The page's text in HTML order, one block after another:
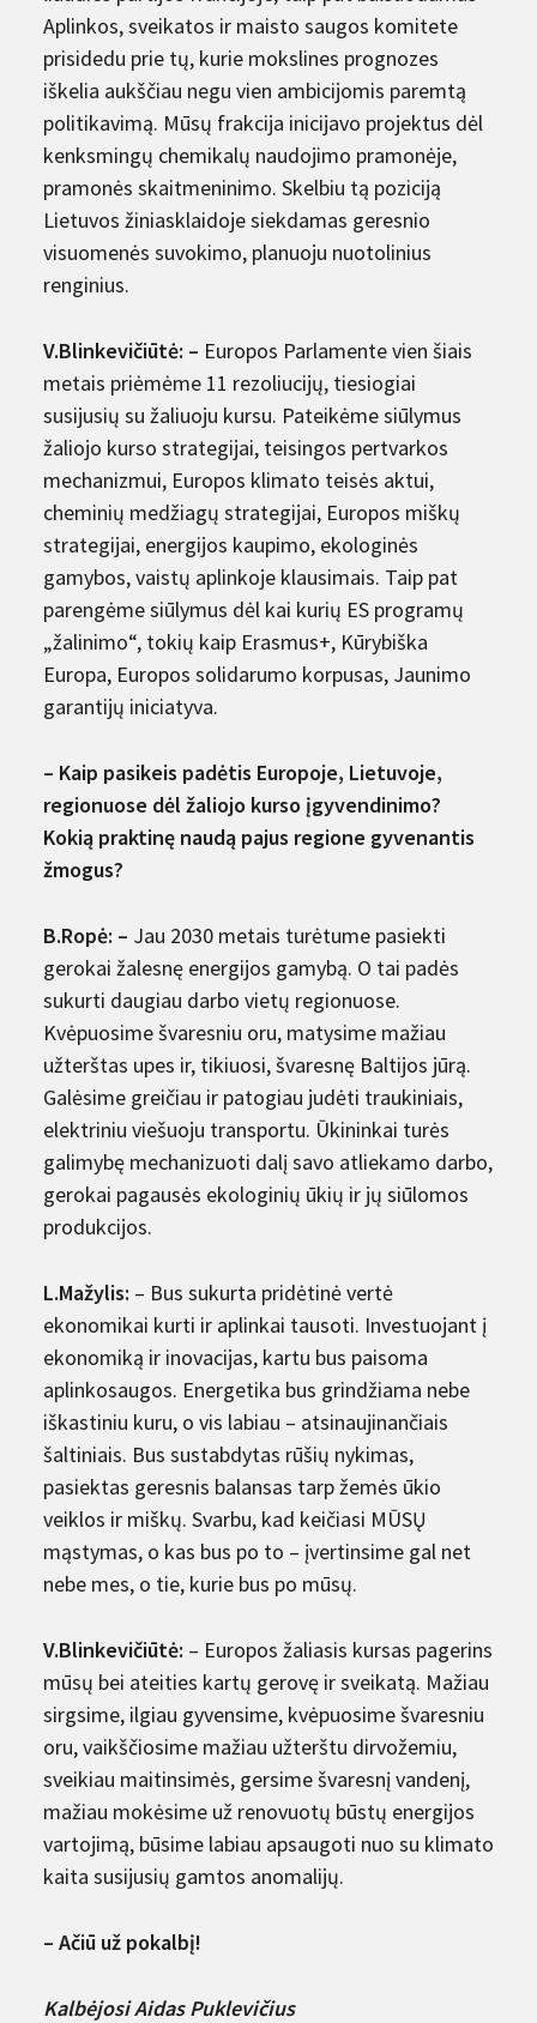
Aplinkos, sveikatos ir maisto saugos komitete
prisidedu prie tų, kurie mokslines prognozes
iškelia aukščiau negu vien ambicijomis paremtą
politikavimą. Mūsų frakcija inicijavo projektus dėl
kenksmingų chemikalų naudojimo pramonėje,
pramonės skaitmeninimo. Skelbiu tą poziciją
Lietuvos žiniasklaidoje siekdamas geresnio
visuomenės suvokimo, planuoju nuotolinius
renginius.
V.Blinkevičiūtė: – Europos Parlamente vien šiais
metais priėmėme 11 rezoliucijų, tiesiogiai
susijusių su žaliuoju kursu. Pateikėme siūlymus
žaliojo kurso strategijai, teisingos pertvarkos
mechanizmui, Europos klimato teisės aktui,
cheminių medžiagų strategijai, Europos miškų
strategijai, energijos kaupimo, ekologinės
gamybos, vaistų aplinkoje klausimais. Taip pat
parengėme siūlymus dėl kai kurių ES programų
„žalinimo“, tokių kaip Erasmus+, Kūrybiška
Europa, Europos solidarumo korpusas, Jaunimo
garantijų iniciatyva.
– Kaip pasikeis padėtis Europoje, Lietuvoje,
regionuose dėl žaliojo kurso įgyvendinimo?
Kokią praktinę naudą pajus regione gyvenantis
žmogus?
B.Ropė: – Jau 2030 metais turėtume pasiekti
gerokai žalesnę energijos gamybą. O tai padės
sukurti daugiau darbo vietų regionuose.
Kvėpuosime švaresniu oru, matysime mažiau
užterštas upes ir, tikiuosi, švaresnę Baltijos jūrą.
Galėsime greičiau ir patogiau judėti traukiniais,
elektriniu viešuoju transportu. Ūkininkai turės
galimybę mechanizuoti dalį savo atliekamo darbo,
gerokai pagausės ekologinių ūkių ir jų siūlomos
produkcijos.
L.Mažylis: – Bus sukurta pridėtinė vertė
ekonomikai kurti ir aplinkai tausoti. Investuojant į
ekonomiką ir inovacijas, kartu bus paisoma
aplinkosaugos. Energetika bus grindžiama nebe
iškastiniu kuru, o vis labiau – atsinaujinančiais
šaltiniais. Bus sustabdytas rūšių nykimas,
pasiektas geresnis balansas tarp žemės ūkio
veiklos ir miškų. Svarbu, kad keičiasi MŪSŲ
mąstymas, o kas bus po to – įvertinsime gal net
nebe mes, o tie, kurie bus po mūsų.
V.Blinkevičiūtė: – Europos žaliasis kursas pagerins
mūsų bei ateities kartų gerovę ir sveikatą. Mažiau
sirgsime, ilgiau gyvensime, kvėpuosime švaresniu
oru, vaikščiosime mažiau užterštu dirvožemiu,
sveikiau maitinsimės, gersime švaresnį vandenį,
mažiau mokėsime už renovuotų būstų energijos
vartojimą, būsime labiau apsaugoti nuo su klimato
kaita susijusių gamtos anomalijų.
– Ačiū už pokalbį!
Kalbėjosi Aidas Puklevičius